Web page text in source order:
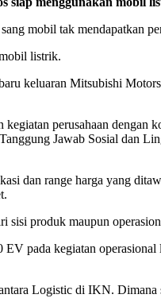
mobil tak mendapatkan
listrik.
keluaran Mitsubishi
perusahaan dengan
Jawab Sosial dan
dan range harga yang
sisi produk maupun
EV pada kegiatan
Logistic di IKN. Dimana